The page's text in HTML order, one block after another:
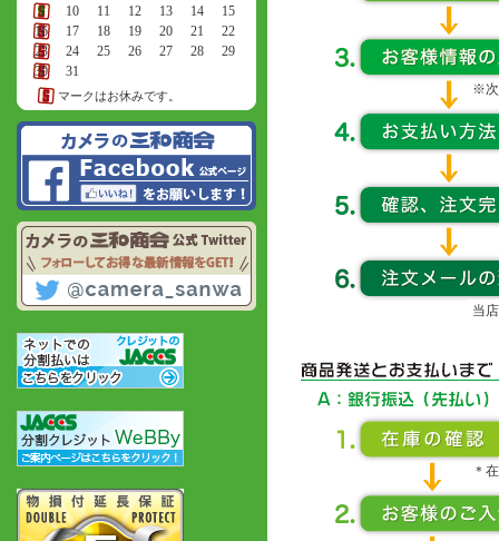
9
10 11 12 13 14
15
16
17 18 19 20 21
22
23
24 25 26 27 28
29
30
31
マークはお休みです。 ※次
当
＊